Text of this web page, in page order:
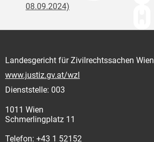
08.09.2024)
Landesgericht für Zivilrechtssachen Wien
www.justiz.gv.at/wzl
Dienststelle: 003
1011 Wien
Schmerlingplatz 11
Telefon: +43 1 52152